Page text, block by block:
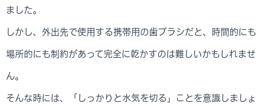
ました。
しかし、外出先で使用する携帯用の歯ブラシだと、時間的にも
場所的にも制約があって完全に乾かすのは難しいかもしれませ
ん。
そんな時には、「しっかりと水気を切る」ことを意識しましょ